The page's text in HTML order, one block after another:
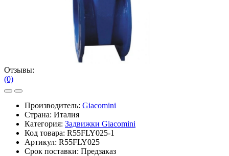
Отзывы:
(0)
Производитель: Giacomini
Страна: Италия
Категория: Задвижки Giacomini
Код товара: R55FLY025-1
Артикул: R55FLY025
Срок поставки: Предзаказ